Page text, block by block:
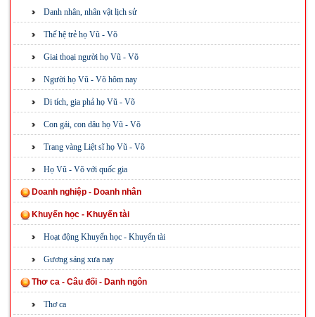
Danh nhân, nhân vật lịch sử
Thế hệ trẻ họ Vũ - Võ
Giai thoại người họ Vũ - Võ
Người họ Vũ - Võ hôm nay
Di tích, gia phả họ Vũ - Võ
Con gái, con dâu họ Vũ - Võ
Trang vàng Liệt sĩ họ Vũ - Võ
Họ Vũ - Võ với quốc gia
Doanh nghiệp - Doanh nhân
Khuyến học - Khuyến tài
Hoạt động Khuyến học - Khuyến tài
Gương sáng xưa nay
Thơ ca - Câu đối - Danh ngôn
Thơ ca